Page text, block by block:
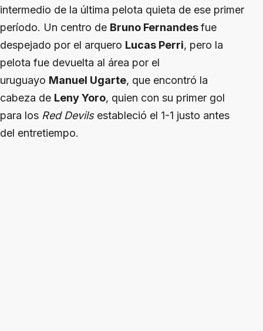
intermedio de la última pelota quieta de ese primer
período. Un centro de Bruno Fernandesfue
despejado por el arquero Lucas Perri, pero la
pelota fue devuelta al área por el
uruguayo Manuel Ugarte, que encontró la
cabeza de Leny Yoro, quien con su primer gol
para los Red Devils estableció el 1-1 justo antes
del entretiempo.